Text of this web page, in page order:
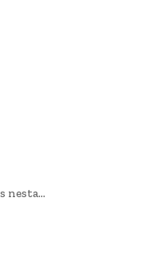
nesta...